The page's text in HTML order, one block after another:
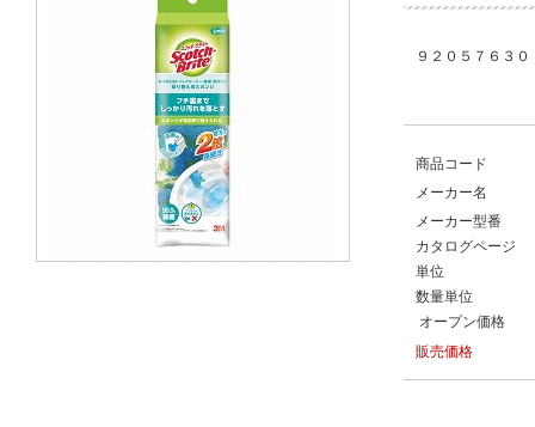
９２０５７６３
商品コード
メーカー名
メーカー型番
カタログページ
単位
数量単位
オープン価格
販売価格